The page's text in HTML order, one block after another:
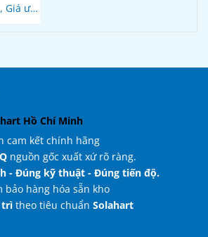
Giá ưu
Hồ Chí Minh
cam kết chính hãng
nguồn gốc xuất xứ rõ ràng.
- Đúng kỹ thuật - Đúng tiến độ.
bảo hàng hóa sẵn kho
trì theo tiêu chuẩn Solahart